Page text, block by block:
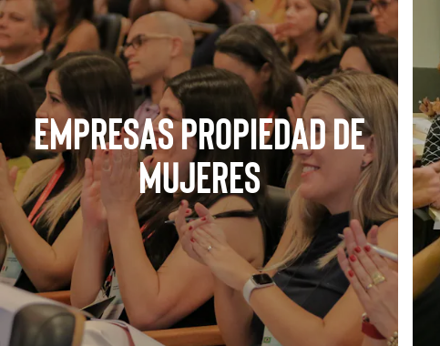
Empresas propiedad de
mujeres